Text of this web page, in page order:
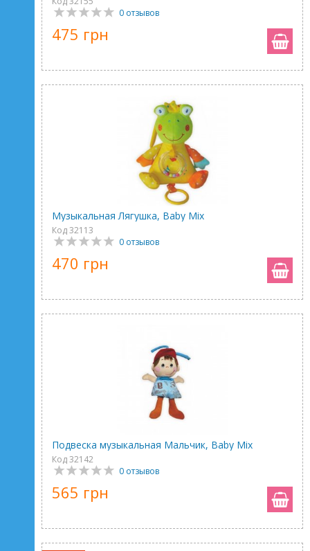
0 отзывов
475 грн
Музыкальная Лягушка, Baby Mix
Код 32113
0 отзывов
470 грн
Подвеска музыкальная Мальчик, Baby Mix
Код 32142
0 отзывов
565 грн